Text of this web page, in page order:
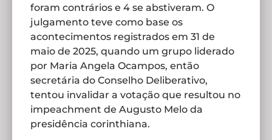
foram contrários e 4 se abstiveram. O
julgamento teve como base os
acontecimentos registrados em 31 de
maio de 2025, quando um grupo liderado
por Maria Angela Ocampos, então
secretária do Conselho Deliberativo,
tentou invalidar a votação que resultou no
impeachment de Augusto Melo da
presidência corinthiana.